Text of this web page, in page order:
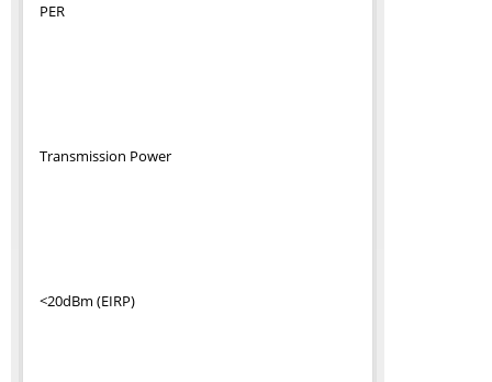
PER
Transmission Power
<20dBm (EIRP)